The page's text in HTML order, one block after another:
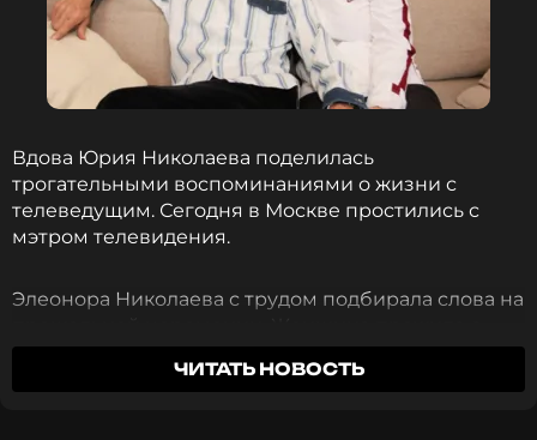
Вдова Юрия Николаева поделилась
трогательными воспоминаниями о жизни с
телеведущим. Сегодня в Москве простились с
мэтром телевидения.
Элеонора Николаева с трудом подбирала слова на
артистом полвека и вспомнила об их совместной
жизни. Супруга телеведущего также рассказала,
ЧИТАТЬ НОВОСТЬ